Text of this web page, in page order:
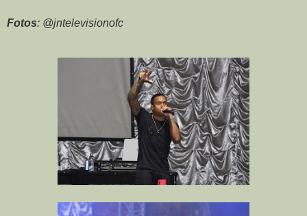
Fotos: @jntelevisionofc